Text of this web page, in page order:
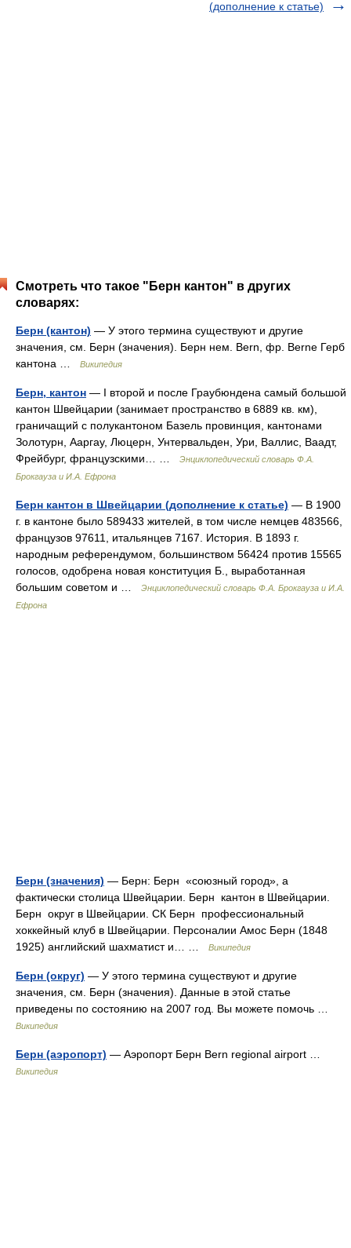
(дополнение к статье)
Смотреть что такое "Берн кантон" в других
словарях:
Берн (кантон) — У этого термина существуют и другие
значения, см. Берн (значения). Берн нем. Bern, фр. Berne Герб
кантона …
Википедия
Берн, кантон — I второй и после Граубюндена самый большой
кантон Швейцарии (занимает пространство в 6889 кв. км),
граничащий с полукантоном Базель провинция, кантонами
Золотурн, Ааргау, Люцерн, Унтервальден, Ури, Валлис, Ваадт,
Фрейбург, французскими… …
Энциклопедический словарь Ф.А.
Брокгауза и И.А. Ефрона
Берн кантон в Швейцарии (дополнение к статье) — В 1900
г. в кантоне было 589433 жителей, в том числе немцев 483566,
французов 97611, итальянцев 7167. История. В 1893 г.
народным референдумом, большинством 56424 против 15565
голосов, одобрена новая конституция Б., выработанная
большим советом и …
Энциклопедический словарь Ф.А. Брокгауза и И.А.
Ефрона
Берн (значения) — Берн: Берн «союзный город», а
фактически столица Швейцарии. Берн кантон в Швейцарии.
Берн округ в Швейцарии. СК Берн профессиональный
хоккейный клуб в Швейцарии. Персоналии Амос Берн (1848
1925) английский шахматист и… …
Википедия
Берн (округ) — У этого термина существуют и другие
значения, см. Берн (значения). Данные в этой статье
приведены по состоянию на 2007 год. Вы можете помочь …
Википедия
Берн (аэропорт) — Аэропорт Берн Bern regional airport …
Википедия